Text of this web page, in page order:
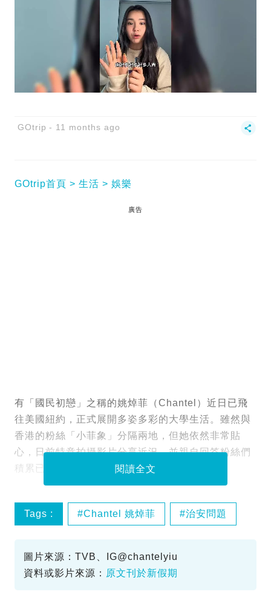
GOtrip 11 months ago
GOtrip首頁 生活 娛樂
廣告
有「國民初戀」之稱的姚焯菲（Chantel）近日已飛
往美國紐約，正式展開多姿多彩的大學生活。雖然與
香港的粉絲「小菲象」分隔兩地，但她依然非常貼
心，日前特意拍攝影片分享近況，並親自回答粉絲們
積累已久的疑問，讓大家能一窺她的留學點滴。
閱讀全文
Tags : Chantel 姚焯菲 治安問題
圖片來源：TVB、IG@chantelyiu
資料或影片來源： 原文刊於新假期